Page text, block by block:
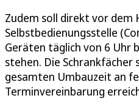
Zudem soll direkt vor dem
Selbstbedienungsstelle
Geräten täglich von 6 Uhr
stehen. Die Schrankfächer
gesamten Umbauzeit an
Terminvereinbarung